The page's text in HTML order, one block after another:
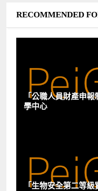
RECOMMENDED
「公職人員財產申
學中心
「生物安全第二等